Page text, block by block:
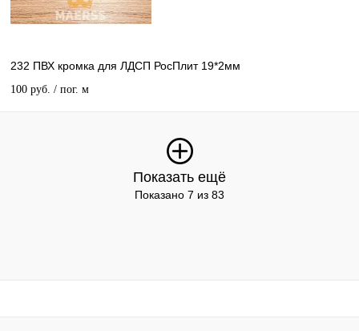
232 ПВХ кромка для ЛДСП РосПлит 19*2мм
100 руб. / пог. м
Показать ещё
Показано 7 из 83